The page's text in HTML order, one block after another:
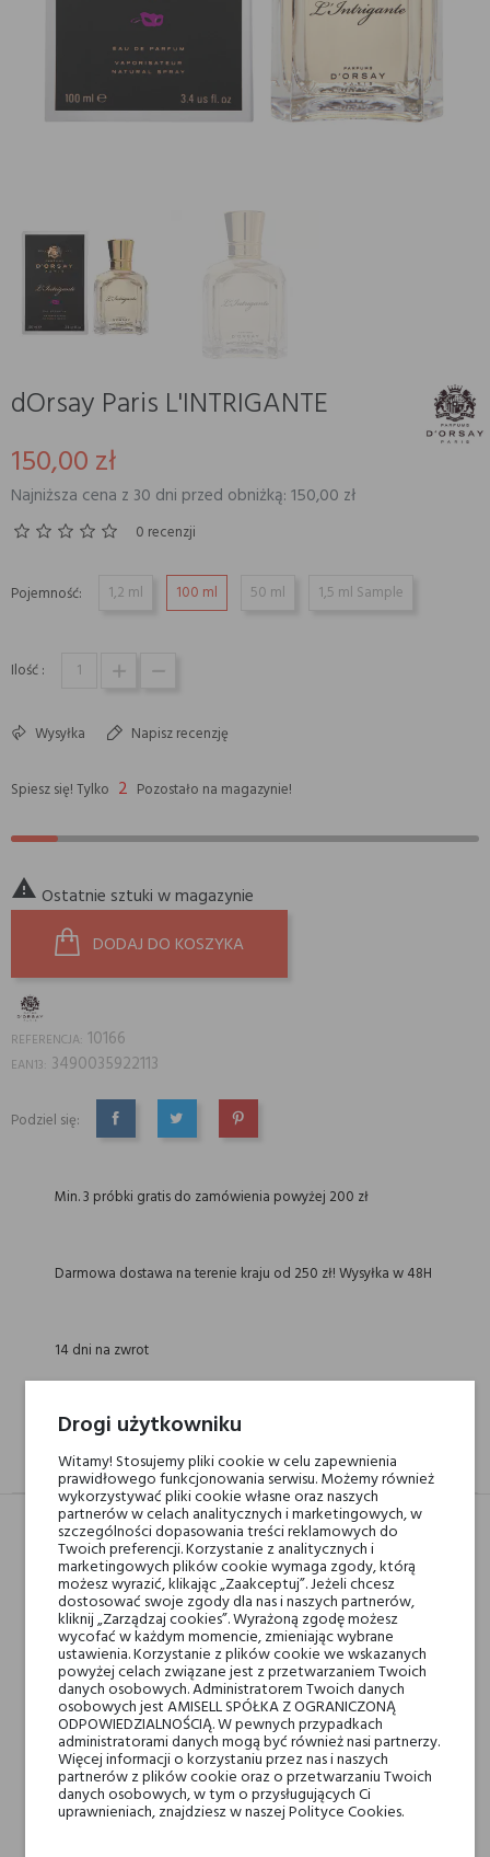
dOrsay Paris L'INTRIGANTE
150,00 zł
Najniższa cena z 30 dni przed obniżką: 150,00 zł
0 recenzji
Pojemność: 1,2 ml 100 ml 50 ml 1,5 ml Sample
Ilość :
Wysyłka Napisz recenzję
Spiesz się! Tylko 2 Pozostało na magazynie!
 Ostatnie sztuki w magazynie
DODAJ DO KOSZYKA
REFERENCJA: 10166
EAN13: 3490035922113
Podziel się:
UDOSTĘPNIJTWEETUJPINTEREST
Min. 3 próbki gratis do zamówienia powyżej 200 zł
Darmowa dostawa na terenie kraju od 250 zł! Wysyłka w 48H
14 dni na zwrot
OPIS GPSR RECENZJE(0)
Nuty głowy
Piżmo, Owoce jałowca,
Mirra, Pieprz czarny
Nuty serca
Kamelia, Czerwona róża,
Goździk, Kwiat
pomarańczy
Nuty bazy
Wanilia, Paczula, Białe
piżmo, Drzewo
sandałowe, Zamsz
Drogi użytkowniku
Witamy! Stosujemy pliki cookie w celu zapewnienia
prawidłowego funkcjonowania serwisu. Możemy również
wykorzystywać pliki cookie własne oraz naszych
partnerów w celach analitycznych i marketingowych, w
szczególności dopasowania treści reklamowych do
Twoich preferencji. Korzystanie z analitycznych i
marketingowych plików cookie wymaga zgody, którą
możesz wyrazić, klikając „Zaakceptuj”. Jeżeli chcesz
dostosować swoje zgody dla nas i naszych partnerów,
kliknij „Zarządzaj cookies”. Wyrażoną zgodę możesz
wycofać w każdym momencie, zmieniając wybrane
ustawienia. Korzystanie z plików cookie we wskazanych
powyżej celach związane jest z przetwarzaniem Twoich
danych osobowych. Administratorem Twoich danych
osobowych jest AMISELL SPÓŁKA Z OGRANICZONĄ
ODPOWIEDZIALNOŚCIĄ. W pewnych przypadkach
administratorami danych mogą być również nasi partnerzy.
Więcej informacji o korzystaniu przez nas i naszych
partnerów z plików cookie oraz o przetwarzaniu Twoich
danych osobowych, w tym o przysługujących Ci
uprawnieniach, znajdziesz w naszej Polityce Cookies.